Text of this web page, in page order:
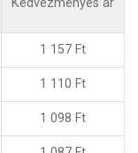
1 157 Ft
1 110 Ft
1 098 Ft